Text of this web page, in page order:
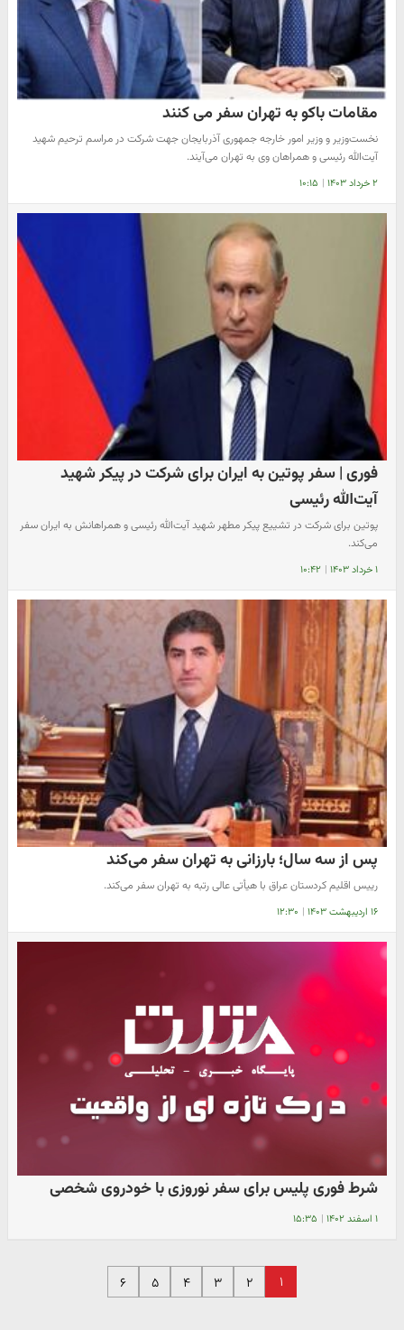
مقامات باکو به تهران سفر می کنند
نخست‌وزیر و وزیر امور خارجه جمهوری آذربایجان جهت شرکت در مراسم ترحیم شهید
آیت‌الله رئیسی و همراهان وی به تهران می‌آیند.
۲ خرداد ۱۴۰۳ | ۱۰:۱۵
فوری | سفر پوتین به ایران برای شرکت در پیکر شهید
آیت‌الله رئیسی
پوتین برای شرکت در تشییع پیکر مطهر شهید آیت‌الله رئیسی و همراهانش به ایران سفر
می‌کند.
۱ خرداد ۱۴۰۳ | ۱۰:۴۲
پس از سه سال؛ بارزانی به تهران سفر می‌کند
رییس اقلیم کردستان عراق با هیأتی عالی رتبه به تهران سفر می‌کند.
۱۶ اردیبهشت ۱۴۰۳ | ۱۲:۳۰
شرط فوری پلیس برای سفر نوروزی با خودروی شخصی
۱ اسفند ۱۴۰۲ | ۱۵:۳۵
۱ ۲ ۳ ۴ ۵ ۶